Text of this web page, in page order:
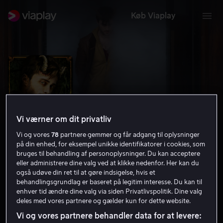
Køb Viaplay
Horns
6.4 Thriller 2013 1 t. 55 min
15 år
Vi værner om dit privatliv
Vi og vores78 partnere gemmer og får adgang til oplysninger
på din enhed, for eksempel unikke identifikatorer i cookies, som
bruges til behandling af personoplysninger. Du kan acceptere
eller administrere dine valg ved at klikke nedenfor. Her kan du
også udøve din ret til at gøre indsigelse, hvis et
behandlingsgrundlag er baseret på legitim interesse. Du kan til
enhver tid ændre dine valg via siden Privatlivspolitik. Dine valg
deles med vores partnere og gælder kun for dette website.
Vi og vores partnere behandler data for at levere: